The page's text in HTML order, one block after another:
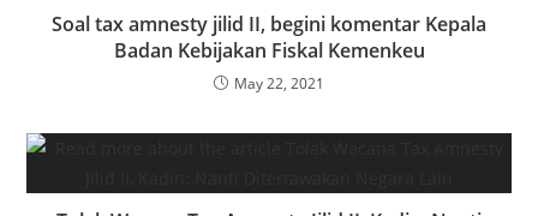
Soal tax amnesty jilid II, begini komentar Kepala
Badan Kebijakan Fiskal Kemenkeu
May 22, 2021